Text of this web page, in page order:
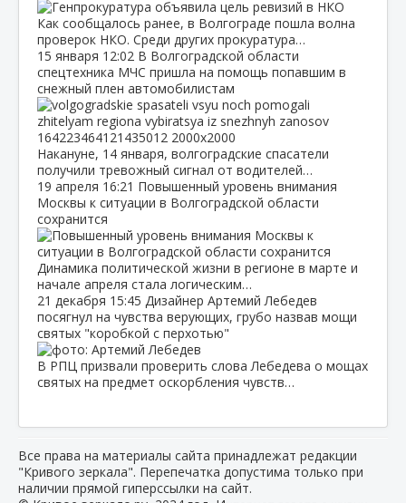
Как сообщалось ранее, в Волгограде пошла волна
проверок НКО. Среди других прокуратура…
15 января 12:02 В Волгоградской области
спецтехника МЧС пришла на помощь попавшим в
снежный плен автомобилистам
Накануне, 14 января, волгоградские спасатели
получили тревожный сигнал от водителей…
19 апреля 16:21 Повышенный уровень внимания
Москвы к ситуации в Волгоградской области
сохранится
Динамика политической жизни в регионе в марте и
начале апреля стала логическим…
21 декабря 15:45 Дизайнер Артемий Лебедев
посягнул на чувства верующих, грубо назвав мощи
святых "коробкой с перхотью"
В РПЦ призвали проверить слова Лебедева о мощах
святых на предмет оскорбления чувств…
Все права на материалы сайта принадлежат редакции
"Кривого зеркала". Перепечатка допустима только при
наличии прямой гиперссылки на сайт.